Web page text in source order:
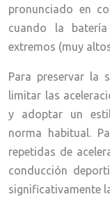
pronunciado en
cuando la
extremos (muy
Para preservar la
limitar las
y adoptar un
norma habitual.
repetidas de
conducción
significativamente